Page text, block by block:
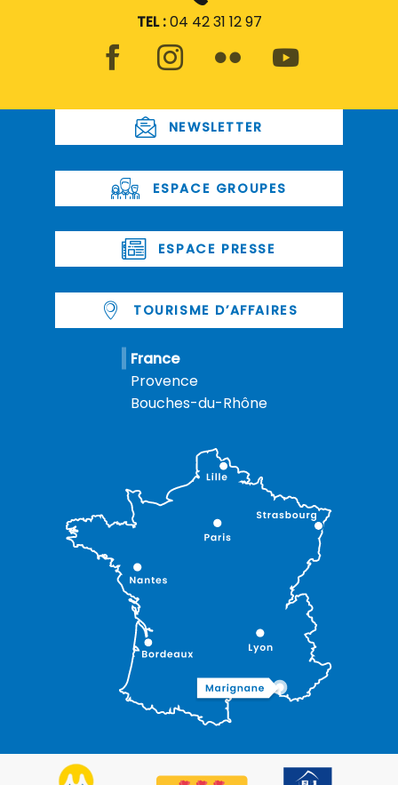
TEL :04 42 31 12 97
NEWSLETTER
ESPACE GROUPES
ESPACE PRESSE
TOURISME D’AFFAIRES
France
Provence
Bouches-du-Rhône